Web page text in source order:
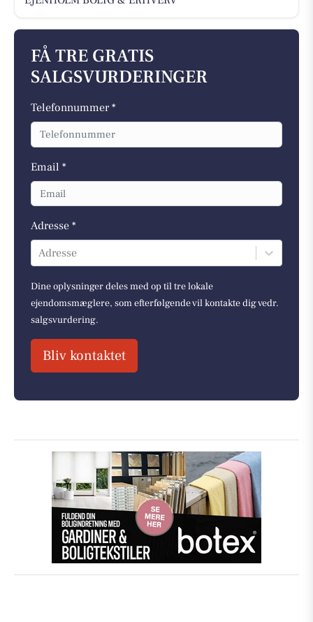
FÅ TRE GRATIS
SALGSVURDERINGER
Telefonnummer *
Email *
Adresse *
Adresse
Dine oplysninger deles med op til tre lokale
ejendomsmæglere, som efterfølgende vil kontakte dig vedr.
salgsvurdering.
Bliv kontaktet